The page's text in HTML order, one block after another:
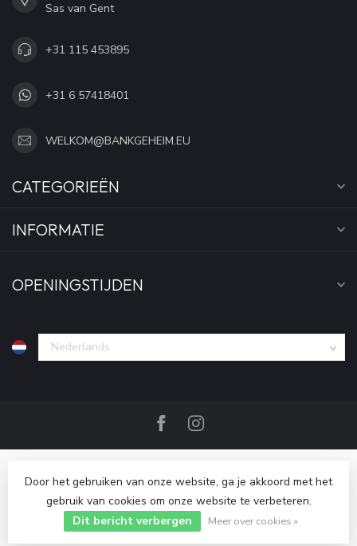
Sas van Gent
+31 115 453895
+31 6 57418401
WELKOM@BANKGEHEIM.EU
CATEGORIEËN
INFORMATIE
OPENINGSTIJDEN
© Copyright 2026 Bankgeheim
Door het gebruiken van onze website, ga je akkoord met het
gebruik van cookies om onze website te verbeteren.
Dit bericht verbergen
Meer over cookies »